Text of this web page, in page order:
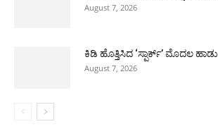
August 7, 2026
ಕಿಡಿ ಹೊತ್ತಿಸಿದ ‘ಸ್ಪಾರ್ಕ್’ ಮೊದಲ ಹಾಡು
August 7, 2026